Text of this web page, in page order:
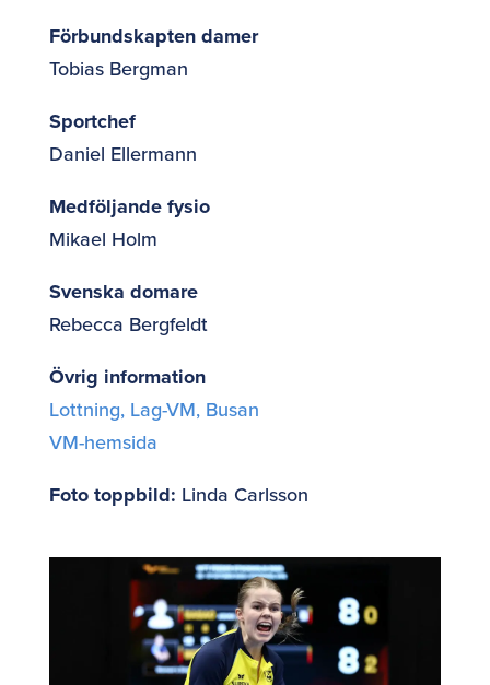
Förbundskapten damer
Tobias Bergman
Sportchef
Daniel Ellermann
Medföljande fysio
Mikael Holm
Svenska domare
Rebecca Bergfeldt
Övrig information
Lottning, Lag-VM, Busan
VM-hemsida
Foto toppbild: Linda Carlsson